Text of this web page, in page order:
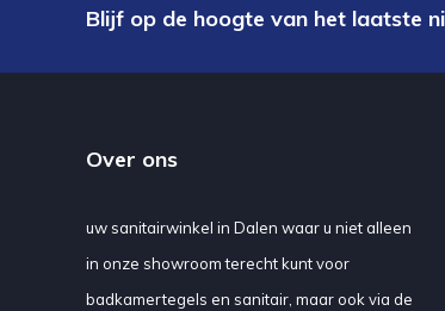
Blijf op de hoogte van het laatste
Over ons
uw sanitairwinkel in Dalen waar u niet alleen
in onze showroom terecht kunt voor
badkamertegels en sanitair, maar ook via de